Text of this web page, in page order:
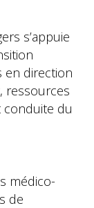
s’appuie
en direction
ressources
conduite du
médico-
de